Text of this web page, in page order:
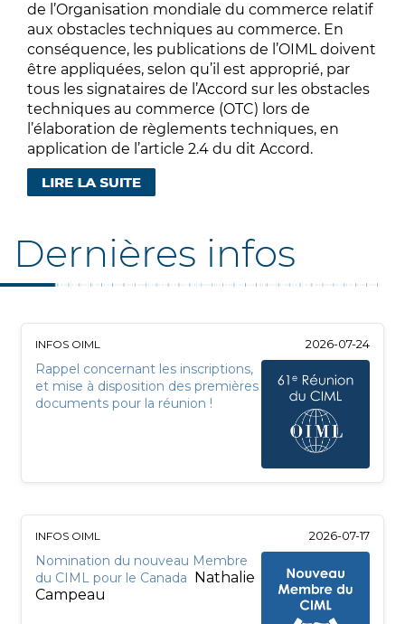
de l’Organisation mondiale du commerce relatif
aux obstacles techniques au commerce. En
conséquence, les publications de l’OIML doivent
être appliquées, selon qu’il est approprié, par
tous les signataires de l’Accord sur les obstacles
techniques au commerce (OTC) lors de
l’élaboration de règlements techniques, en
application de l’article 2.4 du dit Accord.
Dernières infos